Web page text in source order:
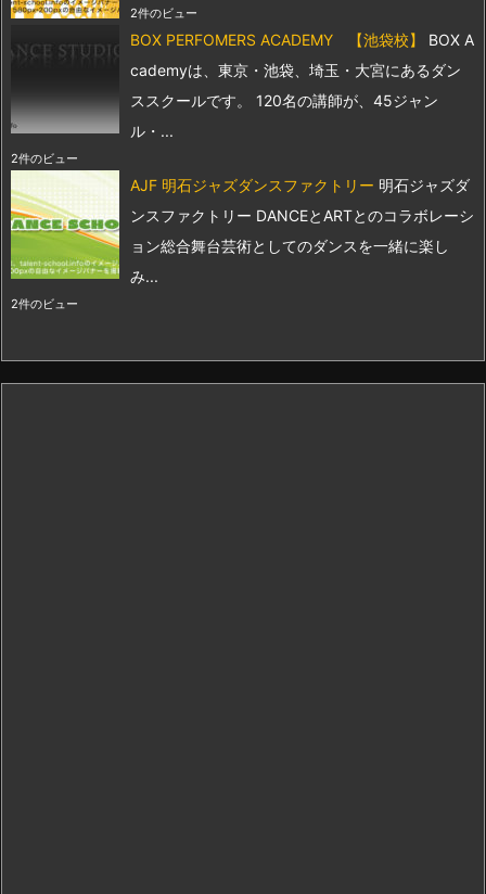
2件のビュー
BOX PERFOMERS ACADEMY 【池袋校】
BOX A
cademyは、東京・池袋、埼玉・大宮にあるダン
ススクールです。 120名の講師が、45ジャン
ル・...
2件のビュー
AJF 明石ジャズダンスファクトリー 明石ジャズダ
ンスファクトリー DANCEとARTとのコラボレーシ
ョン総合舞台芸術としてのダンスを一緒に楽し
み...
2件のビュー